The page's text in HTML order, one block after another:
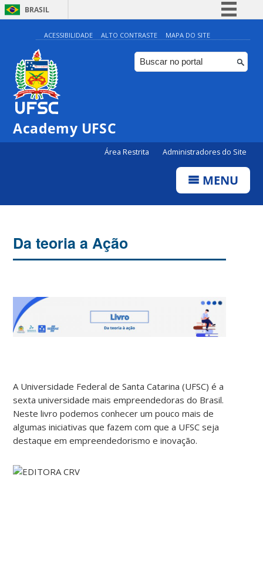
BRASIL
Simplifique!
Comunica BR
Participe
ACESSIBILIDADE ALTO CONTRASTE MAPA DO SITE
Academy UFSC
Área Restrita Administradores do Site
MENU
Da teoria a Ação
A Universidade Federal de Santa Catarina (UFSC) é a
sexta universidade mais empreendedoras do Brasil.
Neste livro podemos conhecer um pouco mais de
algumas iniciativas que fazem com que a UFSC seja
destaque em empreendedorismo e inovação.